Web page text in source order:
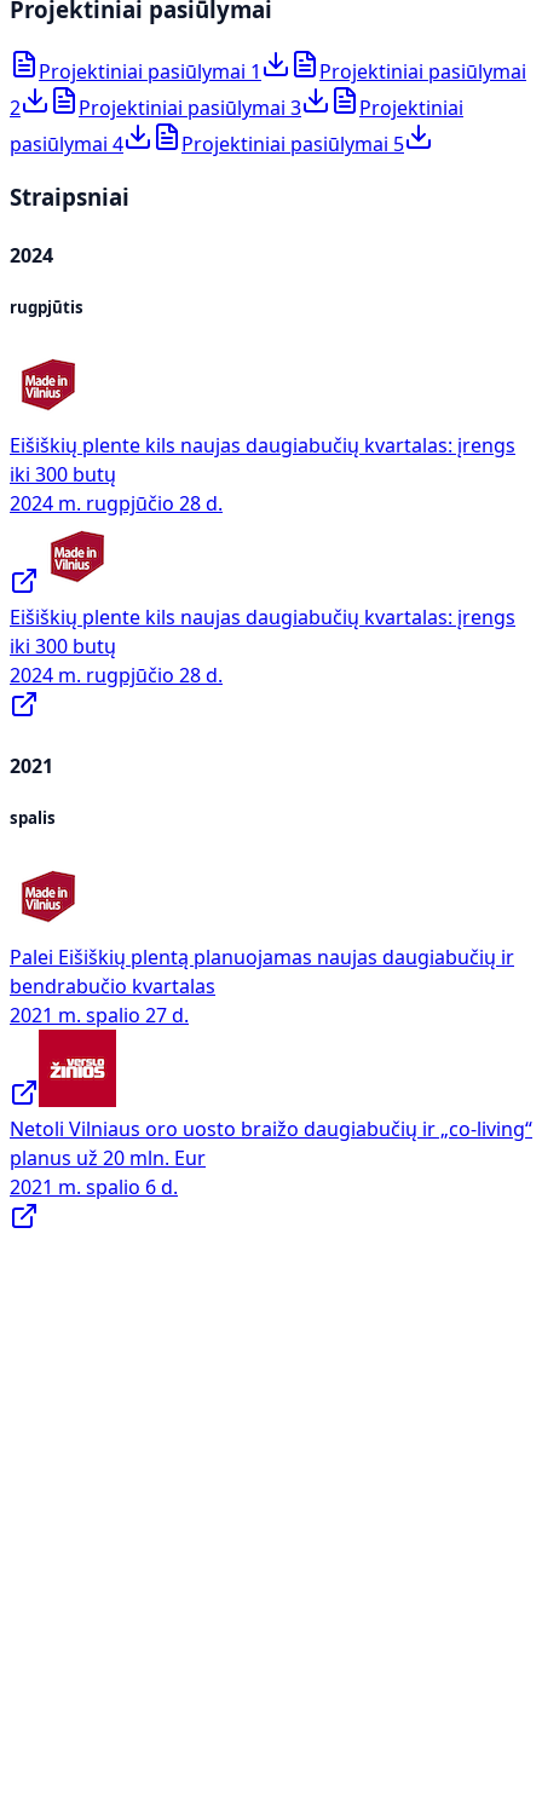
Projektiniai pasiūlymai
Projektiniai pasiūlymai 1
Projektiniai pasiūlymai
2
Projektiniai pasiūlymai 3
Projektiniai
pasiūlymai 4
Projektiniai pasiūlymai 5
Straipsniai
2024
rugpjūtis
Eišiškių plente kils naujas daugiabučių kvartalas: įrengs
iki 300 butų
2024 m. rugpjūčio 28 d.
Eišiškių plente kils naujas daugiabučių kvartalas: įrengs
iki 300 butų
2024 m. rugpjūčio 28 d.
2021
spalis
Palei Eišiškių plentą planuojamas naujas daugiabučių ir
bendrabučio kvartalas
2021 m. spalio 27 d.
Netoli Vilniaus oro uosto braižo daugiabučių ir „co-living“
planus už 20 mln. Eur
2021 m. spalio 6 d.